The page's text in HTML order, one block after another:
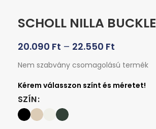
SCHOLL NILLA BUCKLE
20.090 Ft – 22.550 Ft
Nem szabvány csomagolású termék
SZÍN